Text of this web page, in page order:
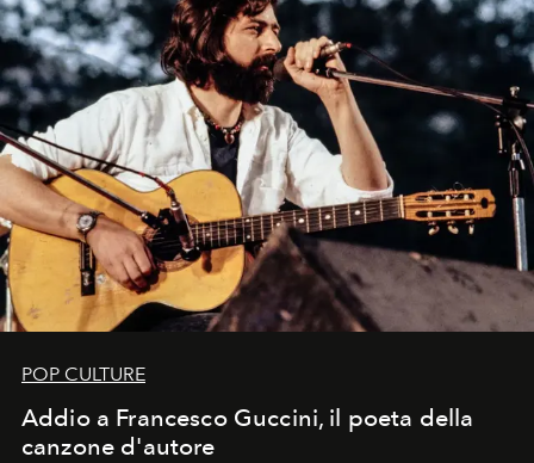
POP CULTURE
Addio a Francesco Guccini, il poeta della
canzone d'autore